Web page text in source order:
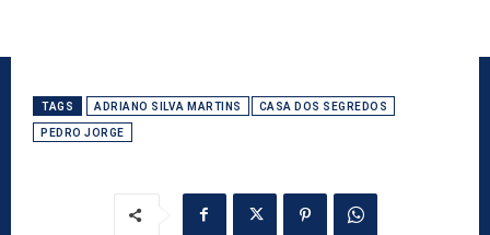
TAGS ADRIANO SILVA MARTINS CASA DOS SEGREDOS
PEDRO JORGE